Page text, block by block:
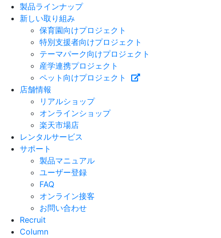
製品ラインナップ
新しい取り組み
保育園向けプロジェクト
特別支援者向けプロジェクト
テーマパーク向けプロジェクト
産学連携プロジェクト
ペット向けプロジェクト
店舗情報
リアルショップ
オンラインショップ
楽天市場店
レンタルサービス
サポート
製品マニュアル
ユーザー登録
FAQ
オンライン接客
お問い合わせ
Recruit
Column